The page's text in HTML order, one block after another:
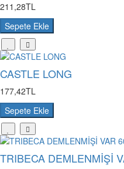
211,28TL
Sepete Ekle
CASTLE LONG
177,42TL
Sepete Ekle
TRIBECA DEMLENMİŞİ